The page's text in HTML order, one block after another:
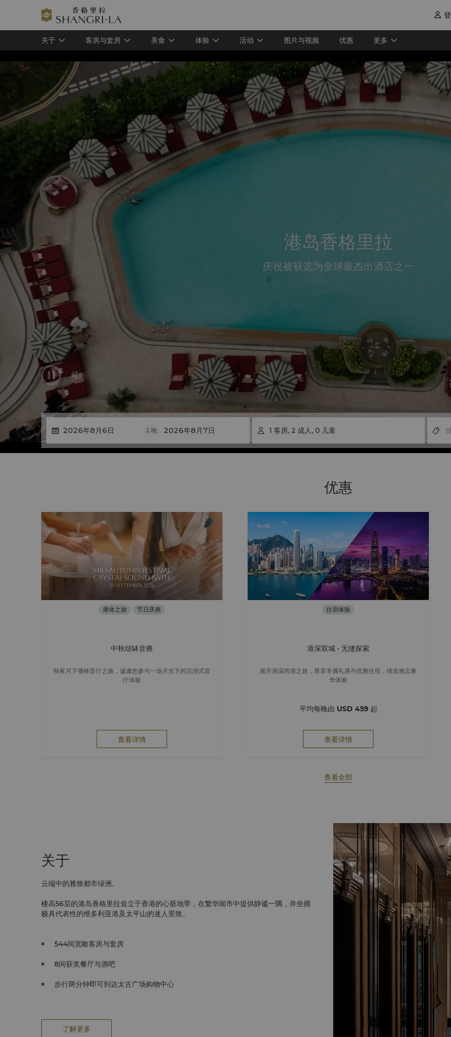

关于 客房与套房 美食 体验 活动 图片与视频 优惠 更多
港岛香格里拉
庆祝被获选为全球最杰出酒店之一
 
1 晚  1 客房, 2 成人 , 0 儿童
优惠
康体之旅 节日庆典
中秋頌缽音療
秋夜月下颂钵音疗之旅，诚邀您参与一场月光下的沉浸式音
疗体验
查看详情
住宿体验
港深双城 · 无缝探索
展开港深跨境之旅，尊享专属礼遇与优雅住宿，缔造难忘奢
华体验
平均每晚由 USD 459 起
查看详情
查看全部
关于
云端中的雅致都市绿洲。
楼高56层的港岛香格里拉耸立于香港的心脏地带，在繁华闹市中提供静谧一隅，并坐拥
极具代表性的维多利亚港及太平山的迷人景致。
544间宽敞客房与套房
8间获奖餐厅与酒吧
步行两分钟即可到达太古广场购物中心
了解更多